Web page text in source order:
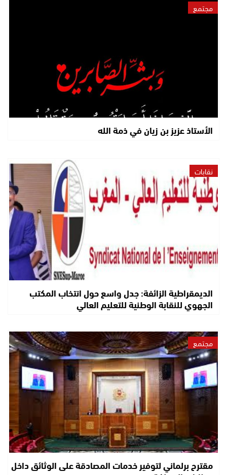
مجتمع
الأستاذ عزيز بن زيان في ذمة الله
نقابات
الديمقراطية الزائفة: جدل واسع حول انتخاب المكتب
الجهوي للنقابة الوطنية للتعليم العالي
مجتمع
مقترح برلماني لتوفير خدمات المصادقة على الوثائق داخل